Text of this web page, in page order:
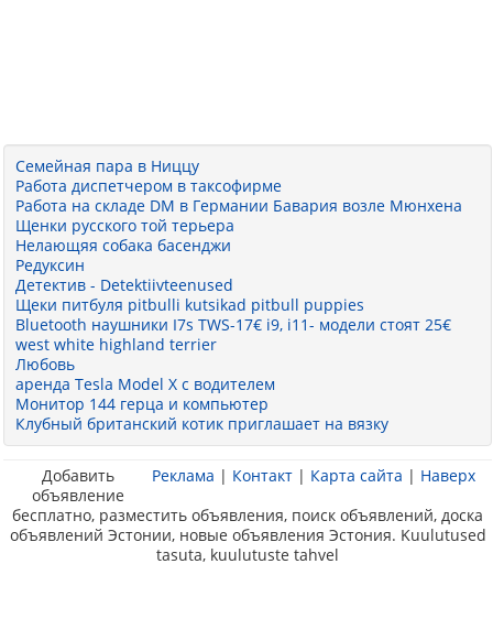
Семейная пара в Ниццу
Работа диспетчером в таксофирме
Работа на складе DM в Германии Бавария возле Мюнхена
Щенки русского той терьера
Нелающяя собака басенджи
Редуксин
Детектив - Detektiivteenused
Щеки питбуля pitbulli kutsikad pitbull puppies
Bluetooth наушники I7s TWS-17€ i9, i11- модели стоят 25€
west white highland terrier
Любовь
аренда Tesla Model X с водителем
Монитор 144 герца и компьютер
Клубный британский котик приглашает на вязку
Реклама | Контакт | Карта сайта | Наверх
Добавить
объявление
бесплатно, разместить объявления, поиск объявлений, доска
объявлений Эстонии, новые объявления Эстония. Kuulutused
tasuta, kuulutuste tahvel